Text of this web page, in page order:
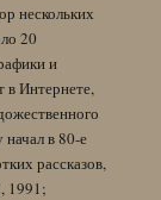
нескольких
20
и
в Интернете,
начал в 80-е
рассказов,
1991;